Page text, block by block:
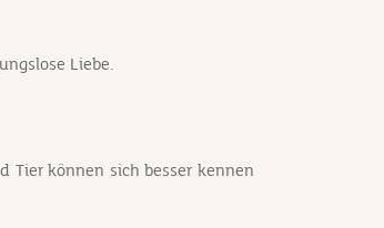
Liebe.
Tier können sich besser kennen